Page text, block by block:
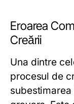
Eroarea
Creării
Una dintre
procesul de